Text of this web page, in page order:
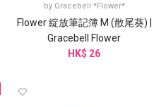
by Gracebell *Flower*
Flower 綻放筆記簿 M (散尾葵) |
Gracebell Flower
HK$ 26